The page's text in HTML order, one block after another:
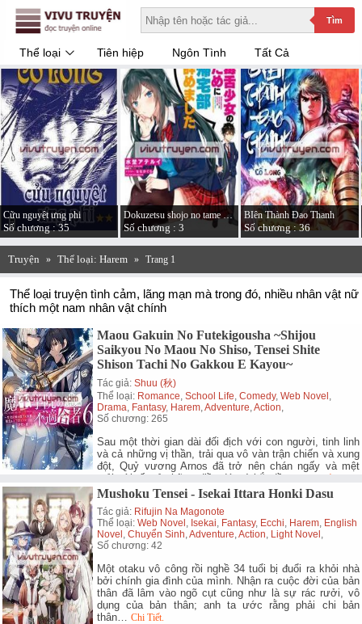
Tìm
Thể loại Tiên hiệp Ngôn Tình Tất Cả
Cữu nguyệt ưng phi
Số chương : 35
Dokuzetsu shojo no tame ni kitaku-bu yamemashita
Số chương : 3
BIên Thành Đao Thanh
Số chương : 36
Truyện » Thể loại: Harem » Trang 1
Thể loại truyện tình cảm, lãng mạn mà trong đó, nhiều nhân vật nữ
thích một nam nhân vật chính
Maou Gakuin No Futekigousha ~Shijou
Saikyou No Maou No Shiso, Tensei Shite
Shison Tachi No Gakkou E Kayou~
Tác giả:Shuu (秋)
Thể loại: Romance ,School Life ,Comedy,Web Novel
Drama Fantasy, Harem ,Adventure ,Action
Số chương: 265
Sau một thời gian dài đối địch với con người, tinh linh
và cả những vị thần, trải qua vô vàn trận chiến và xung
đột, Quỷ vương Arnos đã trở nên chán ngấy và mệt
mỏi với tất cả những điều đó, và bắt đầu…
Chi Tiết.
Mushoku Tensei - Isekai Ittara Honki Dasu
Tác giả: Rifujin Na Magonote
Thể loại:Web Novel Isekai Fantasy, Ecchi Harem English
Novel ,Chuyển Sinh ,Adventure ,Action Light Novel
Số chương: 42
Một otaku vô công rồi nghề 34 tuổi bị đuổi ra khỏi nhà
bởi chính gia đình của mình. Nhận ra cuộc đời của bản
thân đã lâm vào ngõ cụt cũng như là sự rác rưởi, vô
dụng của bản thân; anh ta ước rằng phải chi bản
thân…Chi Tiết.